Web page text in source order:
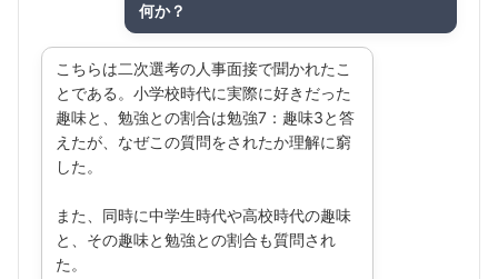
何か？
こちらは二次選考の人事面接で聞かれたこ
とである。小学校時代に実際に好きだった
趣味と、勉強との割合は勉強7：趣味3と答
えたが、なぜこの質問をされたか理解に窮
した。
また、同時に中学生時代や高校時代の趣味
と、その趣味と勉強との割合も質問され
た。